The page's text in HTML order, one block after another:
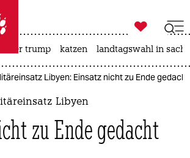
taz zahl ich
taz zahl ich

taz zahl ich
unter trump katzen landtagswahl in
Libyen: Einsatz nicht zu Ende gedacht
Libyen
zu Ende gedacht